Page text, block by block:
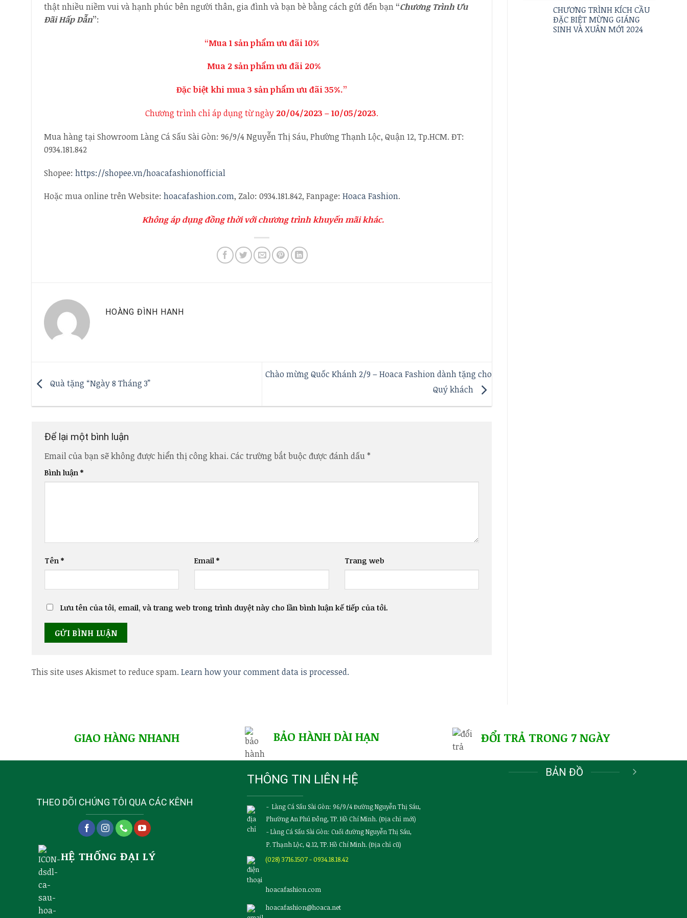
thật nhiều niềm vui và hạnh phúc bên người thân, gia đình và bạn bè bằng cách gửi đến bạn “Chương Trình Ưu
Đãi Hấp Dẫn”:
“Mua 1 sản phẩm ưu đãi 10%
Mua 2 sản phẩm ưu đãi 20%
Đặc biệt khi mua 3 sản phẩm ưu đãi 35%.”
Chương trình chỉ áp dụng từ ngày 20/04/2023 – 10/05/2023.
Mua hàng tại Showroom Làng Cá Sấu Sài Gòn: 96/9/4 Nguyễn Thị Sáu, Phường Thạnh Lộc, Quận 12, Tp.HCM. ĐT:
0934.181.842
Shopee: https://shopee.vn/hoacafashionofficial
Hoặc mua online trên Website: hoacafashion.com, Zalo: 0934.181.842, Fanpage: Hoaca Fashion.
Không áp dụng đồng thời với chương trình khuyến mãi khác.
HOÀNG ĐÌNH HANH
Quà tặng “Ngày 8 Tháng 3”
Chào mừng Quốc Khánh 2/9 – Hoaca Fashion dành tặng cho
Quý khách
Để lại một bình luận
Email của bạn sẽ không được hiển thị công khai. Các trường bắt buộc được đánh dấu*
Bình luận *
Tên * Email* Trang web
Lưu tên của tôi, email, và trang web trong trình duyệt này cho lần bình luận kế tiếp của tôi.
This site uses Akismet to reduce spam. Learn how your comment data is processed.
CHƯƠNG TRÌNH KÍCH CẦU
ĐẶC BIỆT MỪNG GIÁNG
SINH VÀ XUÂN MỚI 2024
GIAO HÀNG NHANH BẢO HÀNH DÀI HẠN ĐỔI TRẢ TRONG 7 NGÀY
THEO DÕI CHÚNG TÔI QUA CÁC KÊNH
HỆ THỐNG ĐẠI LÝ
THÔNG TIN LIÊN HỆ
- Làng Cá Sấu Sài Gòn: 96/9/4 Đường Nguyễn Thị Sáu,
Phường An Phú Đông, TP. Hồ Chí Minh. (Địa chỉ mới)
- Làng Cá Sấu Sài Gòn: Cuối đường Nguyễn Thị Sáu,
P. Thạnh Lộc, Q.12, TP. Hồ Chí Minh. (Địa chỉ cũ)
(028) 3716.1507 - 0934.18.18.42
hoacafashion.com
hoacafashion@hoaca.net
BẢN ĐỒ